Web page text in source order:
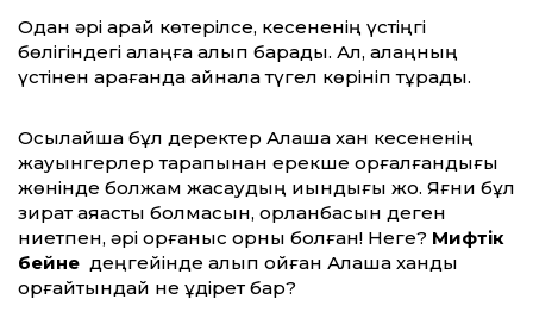
Одан әрі қарай көтерілсе, кесененің үстіңгі
бөлігіндегі алаңға алып барады. Ал, алаңның
үстінен қарағанда айнала түгел көрініп тұрады.
Осылайша бұл деректер Алаша хан кесененің
жауынгерлер тарапынан ерекше қорғалғандығы
жөнінде болжам жасаудың қиындығы жоқ. Яғни бұл
зират аяқасты болмасын, қорланбасын деген
ниетпен, әрі қорғаныс орны болған! Неге? Мифтік
бейне деңгейінде қалып қойған Алаша ханды
қорғайтындай не құдірет бар?